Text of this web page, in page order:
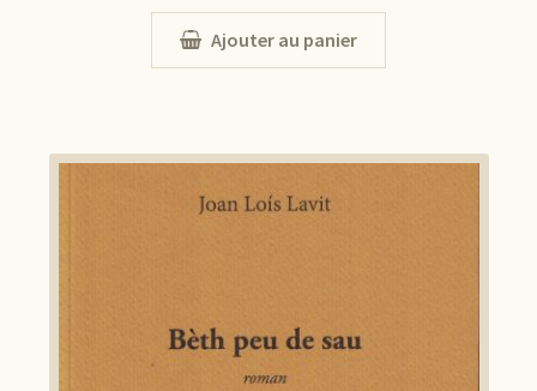
Ajouter au panier